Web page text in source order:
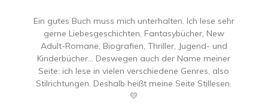
Ein gutes Buch muss mich unterhalten. Ich lese sehr
gerne Liebesgeschichten, Fantasybücher, New
Adult-Romane, Biografien, Thriller, Jugend- und
Kinderbücher… Deswegen auch der Name meiner
Seite: ich lese in vielen verschiedene Genres, also
Stilrichtungen. Deshalb heißt meine Seite Stillesen.
💛